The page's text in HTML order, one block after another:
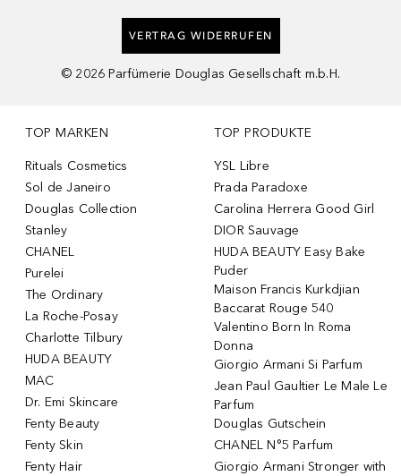
VERTRAG WIDERRUFEN
© 2026 Parfümerie Douglas Gesellschaft m.b.H.
TOP MARKEN
Rituals Cosmetics
Sol de Janeiro
Douglas Collection
Stanley
CHANEL
Purelei
The Ordinary
La Roche-Posay
Charlotte Tilbury
HUDA BEAUTY
MAC
Dr. Emi Skincare
Fenty Beauty
Fenty Skin
Fenty Hair
TOP PRODUKTE
YSL Libre
Prada Paradoxe
Carolina Herrera Good Girl
DIOR Sauvage
HUDA BEAUTY Easy Bake
Puder
Maison Francis Kurkdjian
Baccarat Rouge 540
Valentino Born In Roma
Donna
Giorgio Armani Si Parfum
Jean Paul Gaultier Le Male Le
Parfum
Douglas Gutschein
CHANEL N°5 Parfum
Giorgio Armani Stronger with